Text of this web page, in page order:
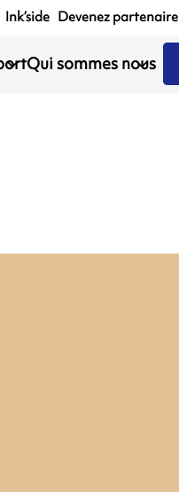
Ink’side Devenez partenaire
Qui sommes nous